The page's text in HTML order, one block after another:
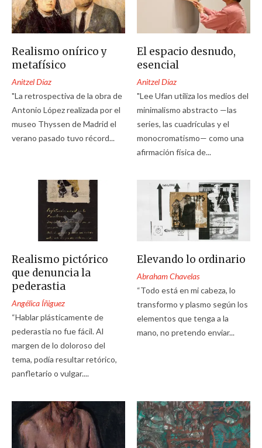
Realismo onírico y
metafísico
Anitzel Díaz
"La retrospectiva de la obra de
Antonio López realizada por el
museo Thyssen de Madrid el
verano pasado tuvo récord...
El espacio desnudo,
esencial
Anitzel Díaz
"Lee Ufan utiliza los medios del
minimalismo abstracto —las
series, las cuadrículas y el
monocromatismo— como una
afirmación física de...
Realismo pictórico
que denuncia la
pederastia
Angélica Íñiguez
“Hablar plásticamente de
pederastia no fue fácil. Al
margen de lo doloroso del
tema, podía resultar retórico,
panfletario o vulgar....
Elevando lo ordinario
Abraham Chavelas
“Todo está en mi cabeza, lo
transformo y plasmo según los
elementos que tenga a la
mano, no pretendo enviar...